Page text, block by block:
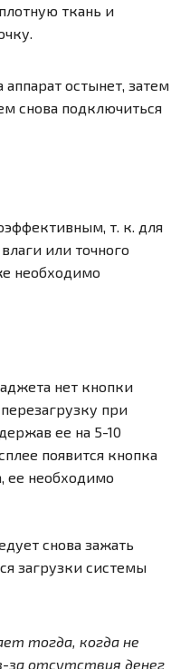
ткань и
остынет, затем
снова подключиться
т. к. для
или точного
необходимо
нет кнопки
при
ее на 5-10
появится кнопка
ее необходимо
снова зажать
загрузки системы
тогда, когда не
отсутствия денег